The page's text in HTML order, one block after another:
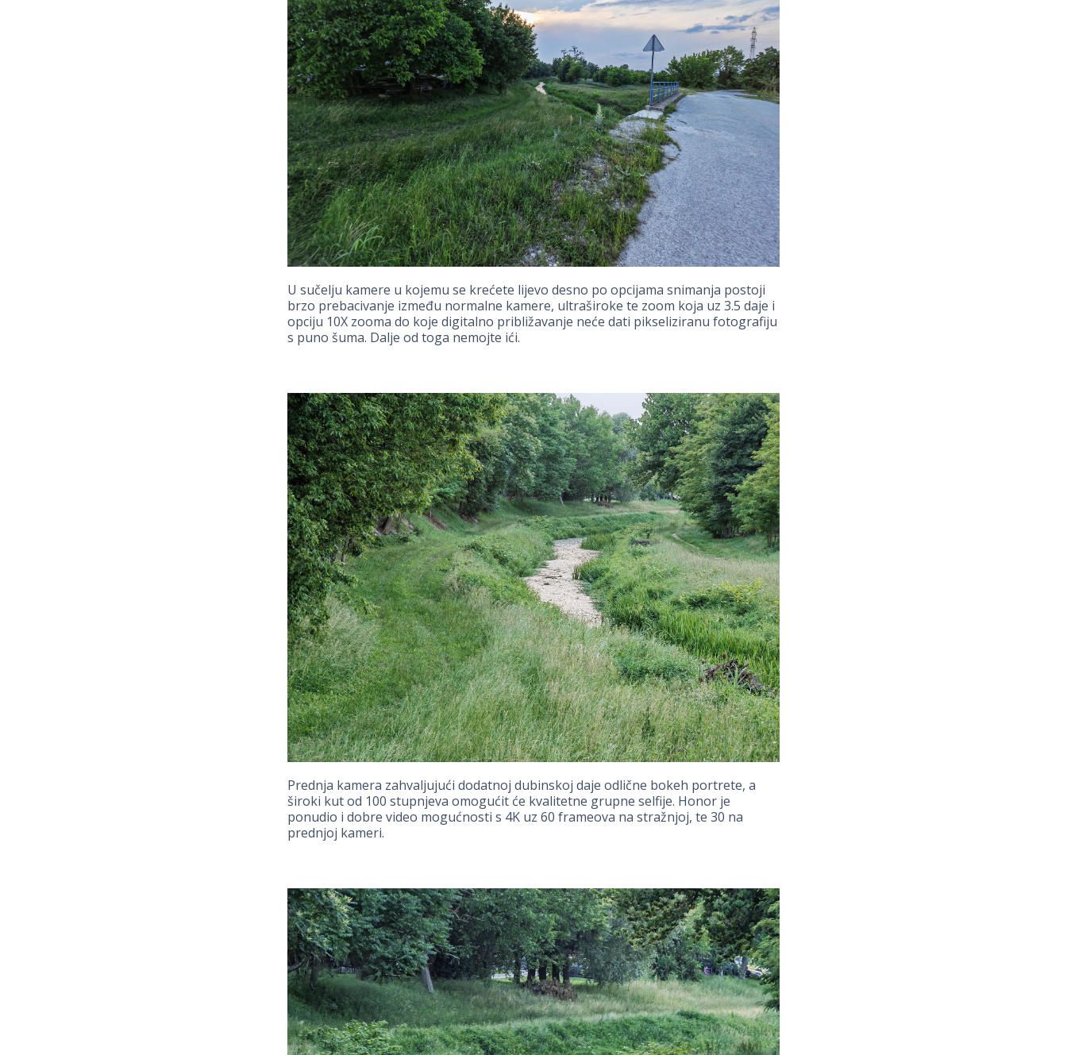
U sučelju kamere u kojemu se krećete lijevo desno po opcijama snimanja postoji
brzo prebacivanje između normalne kamere, ultraširoke te zoom koja uz 3.5 daje i
opciju 10X zooma do koje digitalno približavanje neće dati pikseliziranu fotografiju
s puno šuma. Dalje od toga nemojte ići.
Prednja kamera zahvaljujući dodatnoj dubinskoj daje odlične bokeh portrete, a
široki kut od 100 stupnjeva omogućit će kvalitetne grupne selfije. Honor je
ponudio i dobre video mogućnosti s 4K uz 60 frameova na stražnjoj, te 30 na
prednjoj kameri.